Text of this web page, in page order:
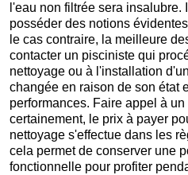
l'eau non filtrée sera
posséder des notions
le cas contraire, la meilleure
contacter un pisciniste qui
nettoyage ou à l'installation
changée en raison de son état
performances. Faire appel à
certainement, le prix à payer
nettoyage s'effectue dans les
cela permet de conserver une
fonctionnelle pour profiter